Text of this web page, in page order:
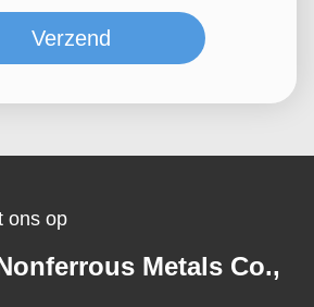
Verzend
ons op
Metals Co.,